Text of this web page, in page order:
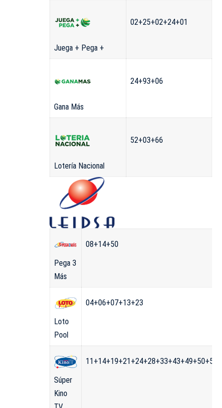
Juega + Pega +
02+25+02+24+01
Gana Más
24+93+06
Lotería Nacional
52+03+66
Pega 3
Más
08+14+50
Loto
Pool
04+06+07+13+23
Súper
Kino